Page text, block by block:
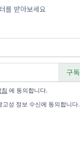
를 받아보세요
에 동의합니다.
성 정보 수신에 동의합니다.